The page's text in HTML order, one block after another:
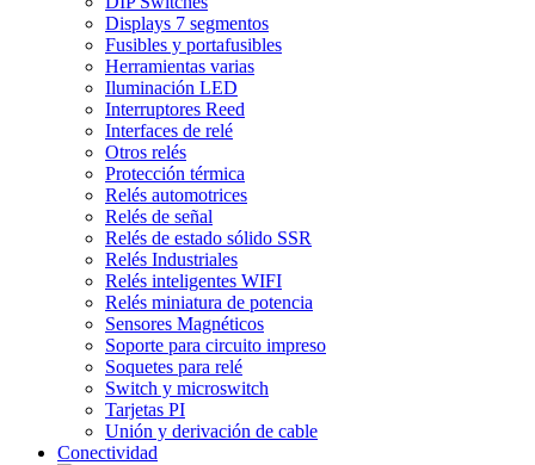
Displays 7 segmentos
Fusibles y portafusibles
Herramientas varias
Iluminación LED
Interruptores Reed
Interfaces de relé
Otros relés
Protección térmica
Relés automotrices
Relés de señal
Relés de estado sólido SSR
Relés Industriales
Relés inteligentes WIFI
Relés miniatura de potencia
Sensores Magnéticos
Soporte para circuito impreso
Soquetes para relé
Switch y microswitch
Tarjetas PI
Unión y derivación de cable
Conectividad